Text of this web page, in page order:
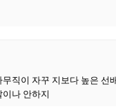
직이 자꾸 지보다 높은
나 안하지